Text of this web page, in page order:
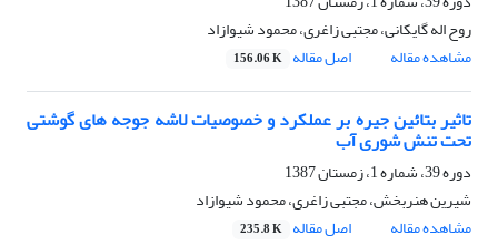
روح اله گایکانی، مجتبی زاغری، محمود شیوازاد
مشاهده مقاله
اصل مقاله 156.06 K
تاثیر بتائین جیره بر عملکرد و خصوصیات لاشه جوجه های گوشتی
تحت تنش شوری آب
دوره 39، شماره 1، زمستان 1387
شیرین هنربخش، مجتبی زاغری، محمود شیوازاد
مشاهده مقاله
اصل مقاله 235.8 K